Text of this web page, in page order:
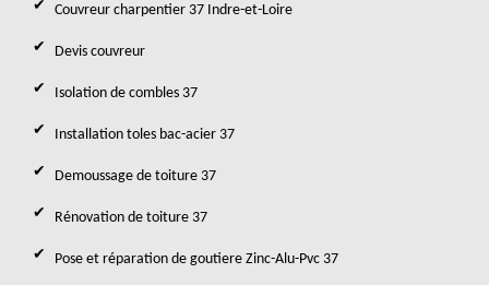
Couvreur charpentier 37 Indre-et-Loire
Devis couvreur
Isolation de combles 37
Installation toles bac-acier 37
Demoussage de toiture 37
Rénovation de toiture 37
Pose et réparation de goutiere Zinc-Alu-Pvc 37